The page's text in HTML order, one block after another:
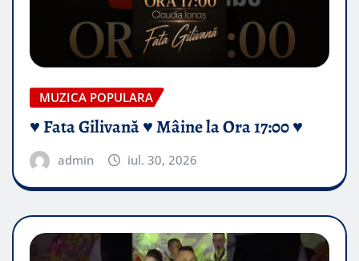
MUZICA POPULARA
♥️ Fata Gilivană ♥️ Mâine la Ora 17:00 ♥️
admin iul. 30, 2026